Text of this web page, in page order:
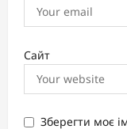
Сайт
Зберегти моє